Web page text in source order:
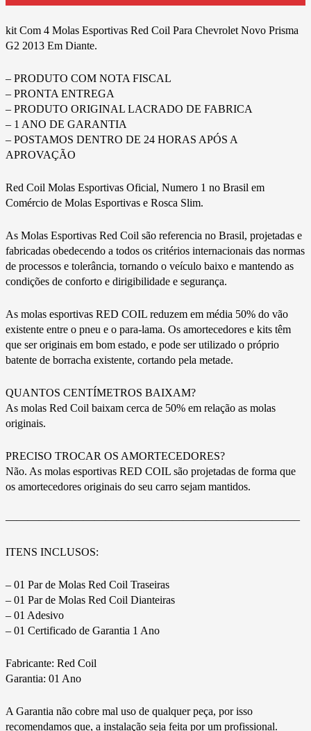
kit Com 4 Molas Esportivas Red Coil Para Chevrolet Novo Prisma
G2 2013 Em Diante.
– PRODUTO COM NOTA FISCAL
– PRONTA ENTREGA
– PRODUTO ORIGINAL LACRADO DE FABRICA
– 1 ANO DE GARANTIA
– POSTAMOS DENTRO DE 24 HORAS APÓS A
APROVAÇÃO
Red Coil Molas Esportivas Oficial, Numero 1 no Brasil em
Comércio de Molas Esportivas e Rosca Slim.
As Molas Esportivas Red Coil são referencia no Brasil, projetadas e
fabricadas obedecendo a todos os critérios internacionais das normas
de processos e tolerância, tornando o veículo baixo e mantendo as
condições de conforto e dirigibilidade e segurança.
As molas esportivas RED COIL reduzem em média 50% do vão
existente entre o pneu e o para-lama. Os amortecedores e kits têm
que ser originais em bom estado, e pode ser utilizado o próprio
batente de borracha existente, cortando pela metade.
QUANTOS CENTÍMETROS BAIXAM?
As molas Red Coil baixam cerca de 50% em relação as molas
originais.
PRECISO TROCAR OS AMORTECEDORES?
Não. As molas esportivas RED COIL são projetadas de forma que
os amortecedores originais do seu carro sejam mantidos.
——————————————————————————–
ITENS INCLUSOS:
– 01 Par de Molas Red Coil Traseiras
– 01 Par de Molas Red Coil Dianteiras
– 01 Adesivo
– 01 Certificado de Garantia 1 Ano
Fabricante: Red Coil
Garantia: 01 Ano
A Garantia não cobre mal uso de qualquer peça, por isso
recomendamos que, a instalação seja feita por um profissional.